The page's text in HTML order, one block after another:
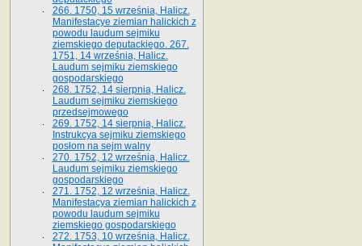
266. 1750, 15 września, Halicz.
Manifestacye ziemian halickich z
powodu laudum sejmiku
ziemskiego deputackiego. 267.
1751, 14 września, Halicz.
Laudum sejmiku ziemskiego
gospodarskiego
268. 1752, 14 sierpnia, Halicz.
Laudum sejmiku ziemskiego
przedsejmowego
269. 1752, 14 sierpnia, Halicz.
Instrukcya sejmiku ziemskiego
posłom na sejm walny
270. 1752, 12 września, Halicz.
Laudum sejmiku ziemskiego
gospodarskiego
271. 1752, 12 września, Halicz.
Manifestacya ziemian halickich z
powodu laudum sejmiku
ziemskiego gospodarskiego
272. 1753, 10 września, Halicz.